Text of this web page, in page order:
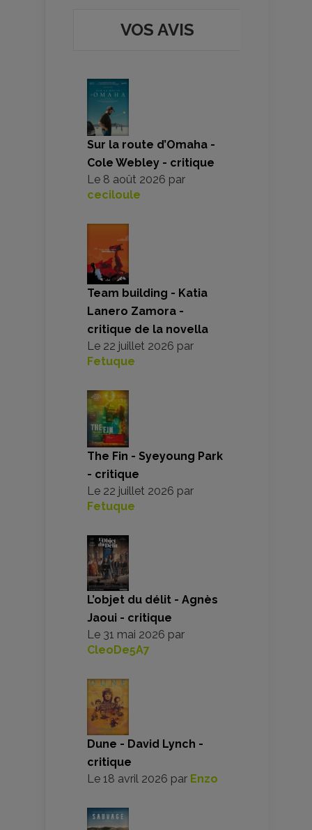
VOS AVIS
Sur la route d’Omaha -
Cole Webley - critique
Le 8 août 2026 par
ceciloule
Team building - Katia
Lanero Zamora -
critique de la novella
Le 22 juillet 2026 par
Fetuque
The Fin - Syeyoung Park
- critique
Le 22 juillet 2026 par
Fetuque
L’objet du délit - Agnès
Jaoui - critique
Le 31 mai 2026 par
CleoDe5A7
Dune - David Lynch -
critique
Le 18 avril 2026 par Enzo